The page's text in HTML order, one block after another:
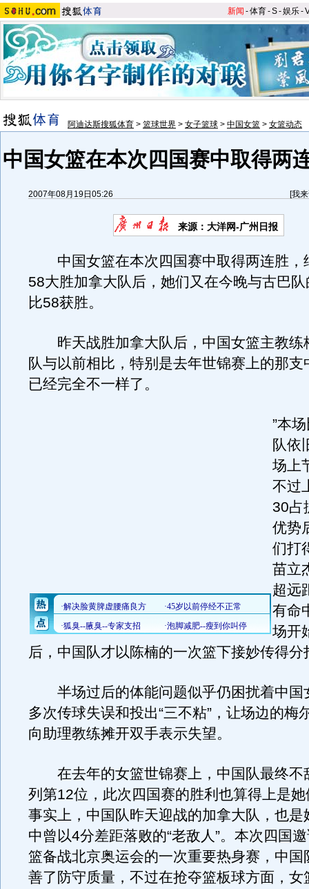
新闻 -体育-S-娱乐-
阿迪达斯搜狐体育 > 篮球世界 > 女子篮球 > 中国女篮 > 女篮动态
中国女篮在本次四国赛中取得两
2007年08月19日05:26 [我
来源：大洋网-广州日报
中国女篮在本次四国赛中取得两连胜，
58大胜加拿大队后，她们又在今晚与古巴
比58获胜。
昨天战胜加拿大队后，中国女篮主教练
队与以前相比，特别是去年世锦赛上的那支
已经完全不一样了。
”本
队依
场上
不过
30占
优势
们打
苗立
超远
有命
场开
后，中国队才以陈楠的一次篮下接妙传得分
半场过后的体能问题似乎仍困扰着中国
多次传球失误和投出“三不粘”，让场边的梅
向助理教练摊开双手表示失望。
在去年的女篮世锦赛上，中国队最终不
列第12位，此次四国赛的胜利也算得上是她
事实上，中国队昨天迎战的加拿大队，也是
中曾以4分差距落败的“老敌人”。本次四国
篮备战北京奥运会的一次重要热身赛，中国
善了防守质量，不过在抢夺篮板球方面，女